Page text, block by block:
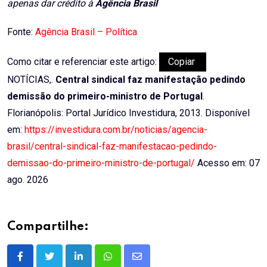
apenas dar crédito à Agência Brasil
Fonte: Agência Brasil – Política
Como citar e referenciar este artigo:
Copiar
NOTÍCIAS,. Central sindical faz manifestação pedindo
demissão do primeiro-ministro de Portugal .
Florianópolis: Portal Jurídico Investidura, 2013. Disponível
em: https://investidura.com.br/noticias/agencia-
brasil/central-sindical-faz-manifestacao-pedindo-
demissao-do-primeiro-ministro-de-portugal/ Acesso em: 07
ago. 2026
Compartilhe:
LinkedInWhatsappShare